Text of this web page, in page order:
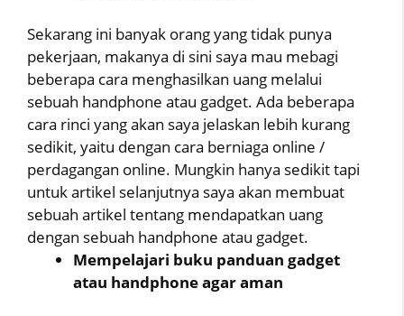
Sekarang ini banyak orang yang tidak punya
pekerjaan, makanya di sini saya mau mebagi
beberapa cara menghasilkan uang melalui
sebuah handphone atau gadget. Ada beberapa
cara rinci yang akan saya jelaskan lebih kurang
sedikit, yaitu dengan cara berniaga online /
perdagangan online. Mungkin hanya sedikit tapi
untuk artikel selanjutnya saya akan membuat
sebuah artikel tentang mendapatkan uang
dengan sebuah handphone atau gadget.
Mempelajari buku panduan gadget
atau handphone agar aman